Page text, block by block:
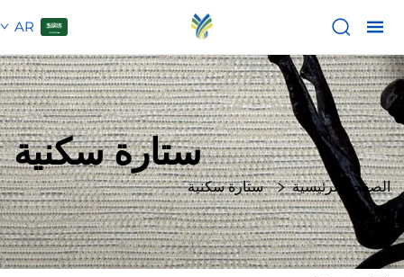
AR
ستارة سكنية
الصفحة الرئيسية ستارة سكنية